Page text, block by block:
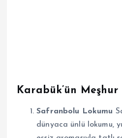
Karabük’ün
Safranbolu Lokumu
dünyaca ünlü lokumu,